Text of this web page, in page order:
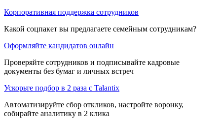
Корпоративная поддержка сотрудников
Какой соцпакет вы предлагаете семейным сотрудникам?
Оформляйте кандидатов онлайн
Проверяйте сотрудников и подписывайте кадровые
документы без бумаг и личных встреч
Ускорьте подбор в 2 раза с Talantix
Автоматизируйте сбор откликов, настройте воронку,
собирайте аналитику в 2 клика